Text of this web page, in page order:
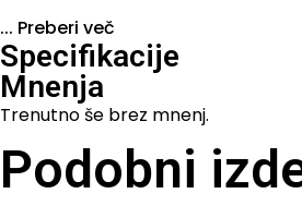
... Preberi več
Specifikacije
Mnenja
Trenutno še brez mnenj.
Podobni